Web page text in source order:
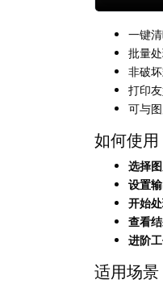
一键
批量
非破
打印
可与
如何使用
选择图
设置输
开始处
查看结
进阶
适用场景